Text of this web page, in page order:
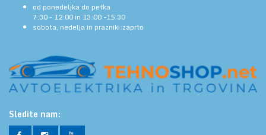
od ponedeljka do petka
7:30 - 12:00 in 13:00 -15:30
sobota, nedelja in prazniki:zaprto
Sledite nam: